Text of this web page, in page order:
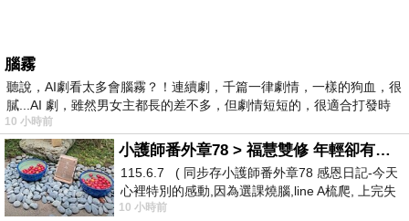
腦霧
聽說，AI劇看太多會腦霧？！連續劇，千篇一律劇情，一樣的狗血，很
膩...AI 劇，雖然男女主都長的差不多，但劇情短短的，很適合打發時
10 小時前
小護師番外章78 > 福慧雙修 年輕卻有個老靈魂 ㄑ金剛經〉podcast
115.6.7 ( 同步存小護師番外章78 感恩日記-今天
心裡特別的感動,因為選課燒腦,line A梳爬, 上完失
智課的她,特來傾
10 小時前